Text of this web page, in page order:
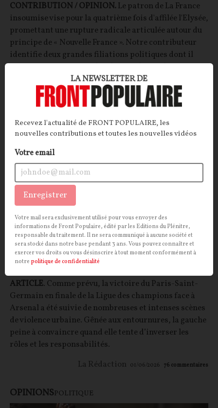
CONTRIBUTION / OPINION.Le patron de La France
insoumise vise pour la quatrième fois d'affilée l'Elysée,
promettant une rupture radicale articulée autour du
principe de « Nouvelle France ». Notre contributeur
identifie deux grandes filiations politiques dont il
estime que Jean-Luc Mélenchon est la synthèse.
Arnaud Besnard 03/07/2026 31commentaires
Violences urbaines après la victoire du PSG :
la gauche s'enfonce encore dans le déni
ARTICLE. Comme prévu, la victoire du Paris-Saint-
Germain en finale de la Ligue des champions face à
Arsenal a été suivie de nombreuses et intenses scènes
de violence urbaine. Gênée aux entournures, la gauche
peine à convaincre quand elle tente d’inverser les
rôles et les responsabilités.
La Rédaction 01/06/2026 76 commentaires
OPINIONSPOLITIQUE
LA NEWSLETTER DE
Recevez l'actualité de FRONT POPULAIRE, les
nouvelles contributions et toutes les nouvelles vidéos
Votre email
Enregistrer
Votre mail sera exclusivement utilisé pour vous envoyer des
informations de Front Populaire, édité par les Editions du Plénitre,
responsable du traitement. Il ne sera communiqué à aucune société et
sera stocké dans notre base pendant 3 ans. Vous pouvez connaître et
exercer vos droits ou vous désinscrire à tout moment conformément à
notre politique de confidentialité